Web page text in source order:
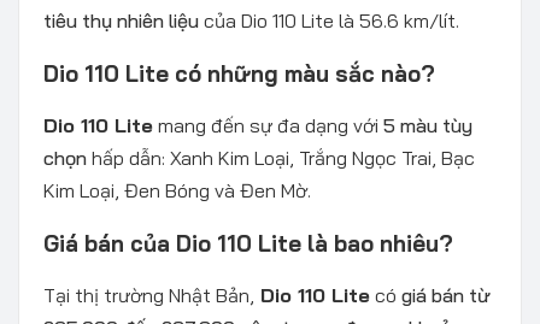
tiêu thụ nhiên liệu của Dio 110 Lite là 56.6 km/lít.
Dio 110 Lite có những màu sắc nào?
Dio 110 Lite mang đến sự đa dạng với 5 màu tùy
chọn hấp dẫn: Xanh Kim Loại, Trắng Ngọc Trai, Bạc
Kim Loại, Đen Bóng và Đen Mờ.
Giá bán của Dio 110 Lite là bao nhiêu?
Tại thị trường Nhật Bản, Dio 110 Lite có giá bán từ